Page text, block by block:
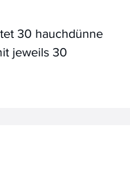
30 hauchdünne
jeweils 30